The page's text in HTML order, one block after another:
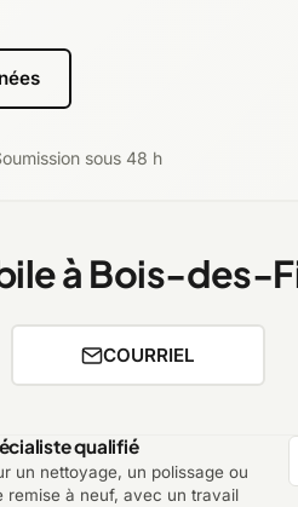
sous 48 h
à Bois-des-
COURRIEL
qualifié
un nettoyage, un polissage ou
remise à neuf, avec un travail